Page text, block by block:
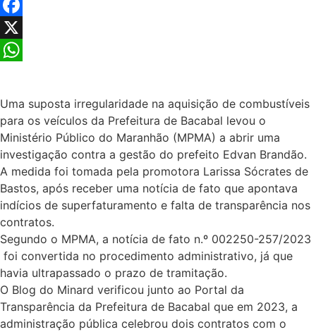
Facebook
X
Uma suposta irregularidade na aquisição de combustíveis
para os veículos da Prefeitura de Bacabal levou o
Ministério Público do Maranhão (MPMA) a abrir uma
investigação contra a gestão do prefeito Edvan Brandão.
A medida foi tomada pela promotora Larissa Sócrates de
Bastos, após receber uma notícia de fato que apontava
indícios de superfaturamento e falta de transparência nos
contratos.
Segundo o MPMA, a notícia de fato n.º 002250-257/2023
foi convertida no procedimento administrativo, já que
havia ultrapassado o prazo de tramitação.
O Blog do Minard verificou junto ao Portal da
Transparência da Prefeitura de Bacabal que em 2023, a
administração pública celebrou dois contratos com o